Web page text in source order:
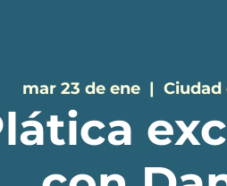
mar 23 de ene
  |
Ciudad